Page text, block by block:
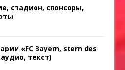
стадион, спонсоры,
«FC Bayern, stern des
текст)